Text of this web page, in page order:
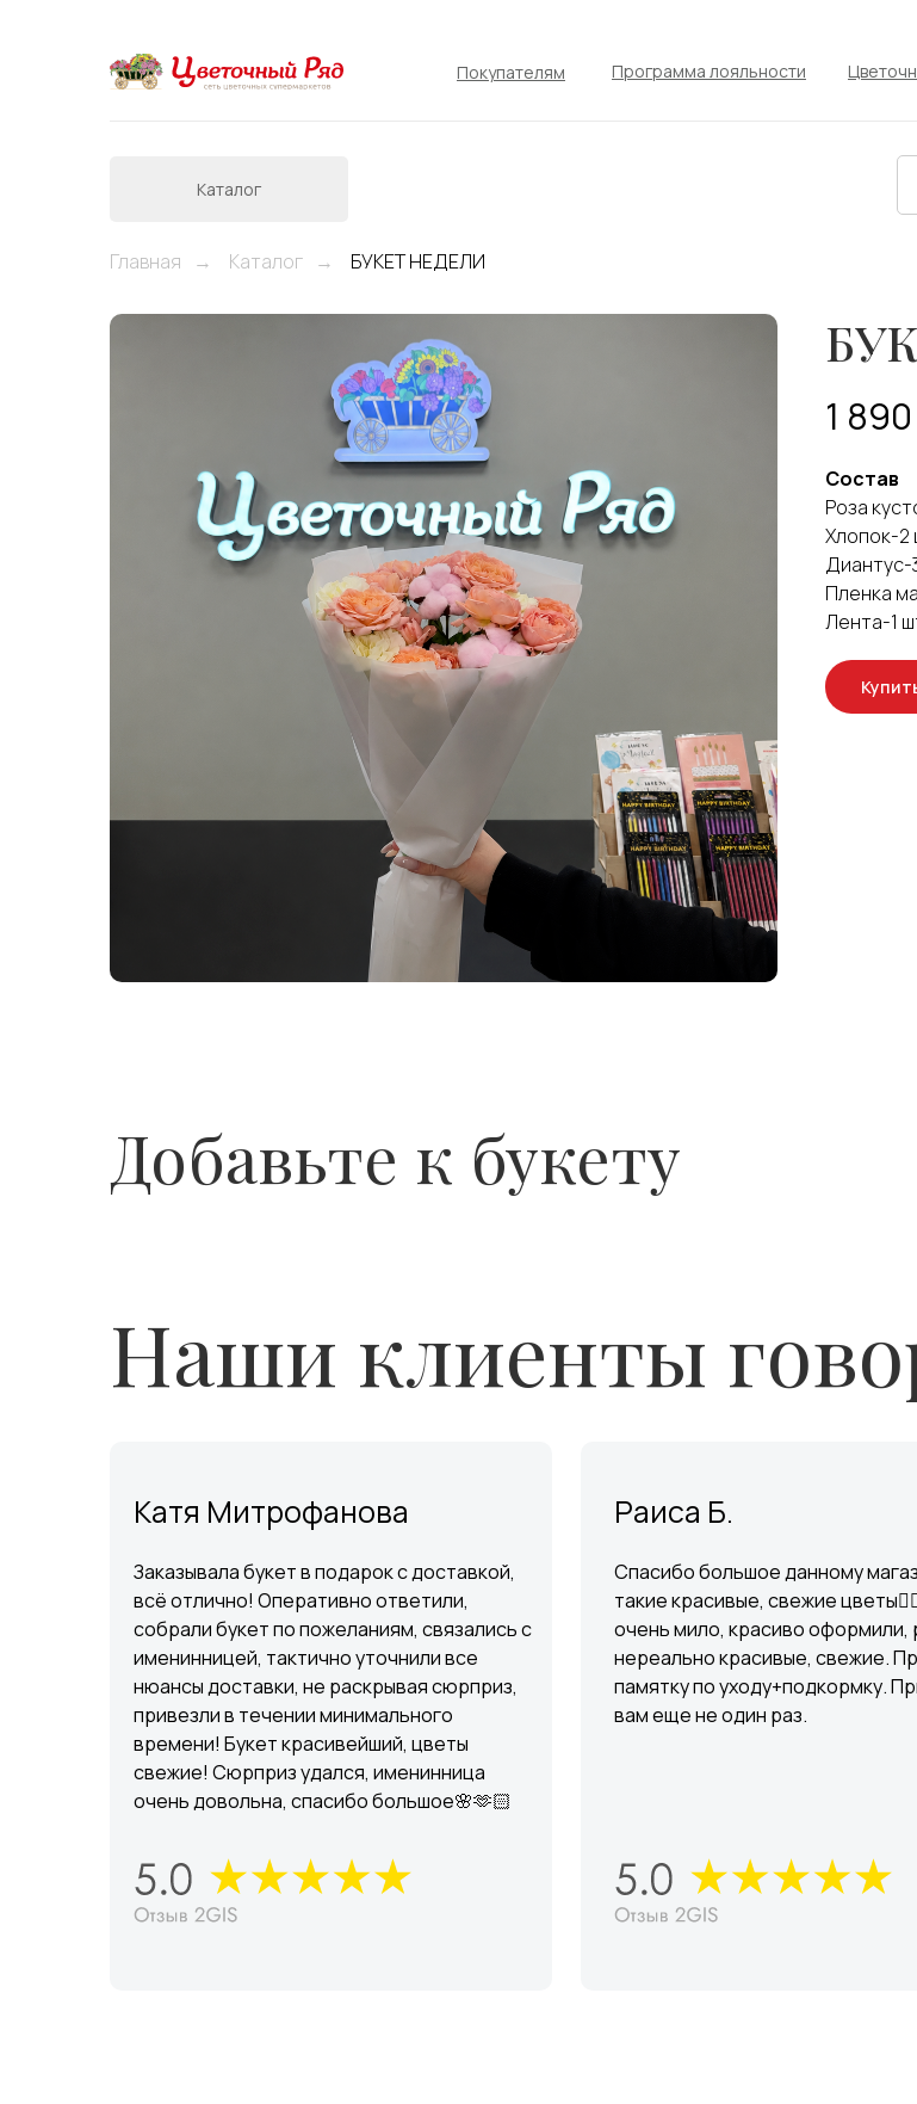
Покупателям Программа лояльности
Каталог
Главная → Каталог → БУКЕТ НЕДЕЛИ
1 890
Состав
Роза
Хлопок-2
Диантус-
Пленка
Лента-1
Добавьте к букету
Наши клиенты
Катя Митрофанова
Заказывала букет в подарок с доставкой,
всё отлично! Оперативно ответили,
собрали букет по пожеланиям, связались с
именинницей, тактично уточнили все
нюансы доставки, не раскрывая сюрприз,
привезли в течении минимального
времени! Букет красивейший, цветы
свежие! Сюрприз удался, именинница
очень довольна, спасибо большое🌸🫶🏻
Раиса Б.
Спасибо большое данному
такие красивые, свежие
очень мило, красиво оформили,
нереально красивые, свежие.
памятку по уходу+подкормку.
вам еще не один раз.